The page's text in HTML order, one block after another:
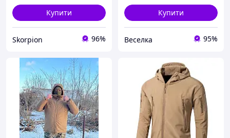
Купити
Skorpion 96%
Купити
Веселка 95%